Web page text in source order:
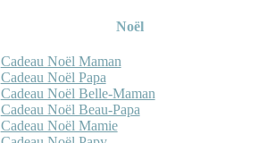
Noël
Cadeau Noël Maman
Cadeau Noël Papa
Cadeau Noël Belle-Maman
Cadeau Noël Beau-Papa
Cadeau Noël Mamie